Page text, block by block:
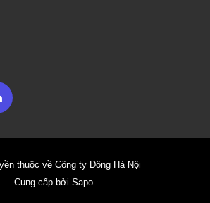
thuộc về Công ty Đông Hà Nội
Cung cấp bởi Sapo